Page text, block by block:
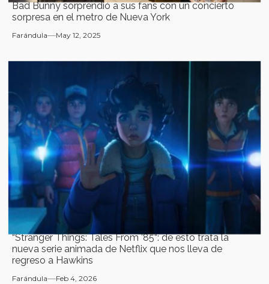
Bad Bunny sorprendió a sus fans con un concierto
sorpresa en el metro de Nueva York
Farándula May 12, 2025
“Stranger Things: Tales From ’85“: de esto trata la
nueva serie animada de Netflix que nos lleva de
regreso a Hawkins
Farándula Feb 4, 2026